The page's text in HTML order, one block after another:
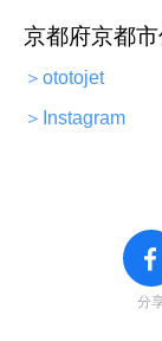
京都府京都
＞ototojet
＞Instagram
分